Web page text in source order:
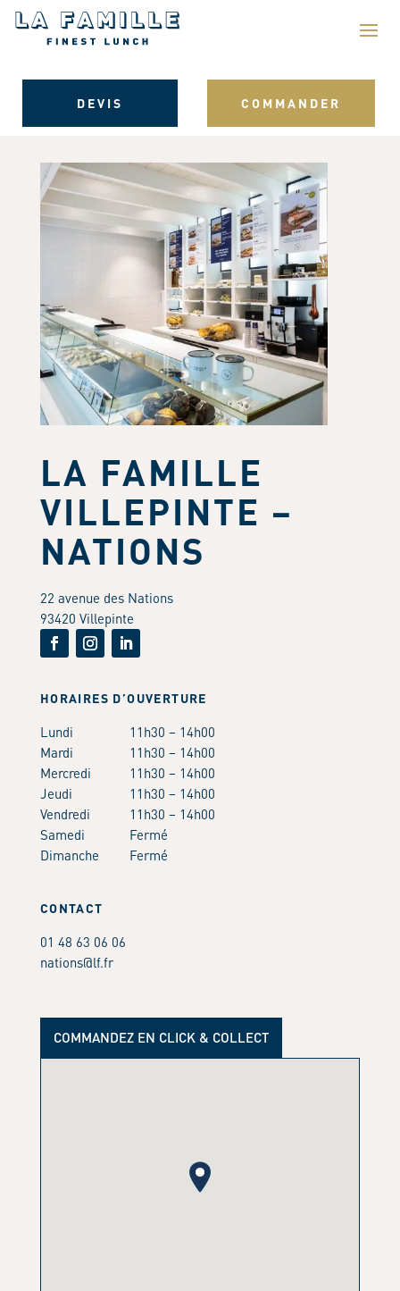
DEVIS COMMANDER
LA FAMILLE
VILLEPINTE –
NATIONS
22 avenue des Nations
93420 Villepinte
HORAIRES D’OUVERTURE
Lundi
11h30 – 14h00
Mardi
11h30 – 14h00
Mercredi
11h30 – 14h00
Jeudi
11h30 – 14h00
Vendredi
11h30 – 14h00
Samedi
Fermé
Dimanche
Fermé
CONTACT
01 48 63 06 06
nations@lf.fr
COMMANDEZ EN CLICK & COLLECT